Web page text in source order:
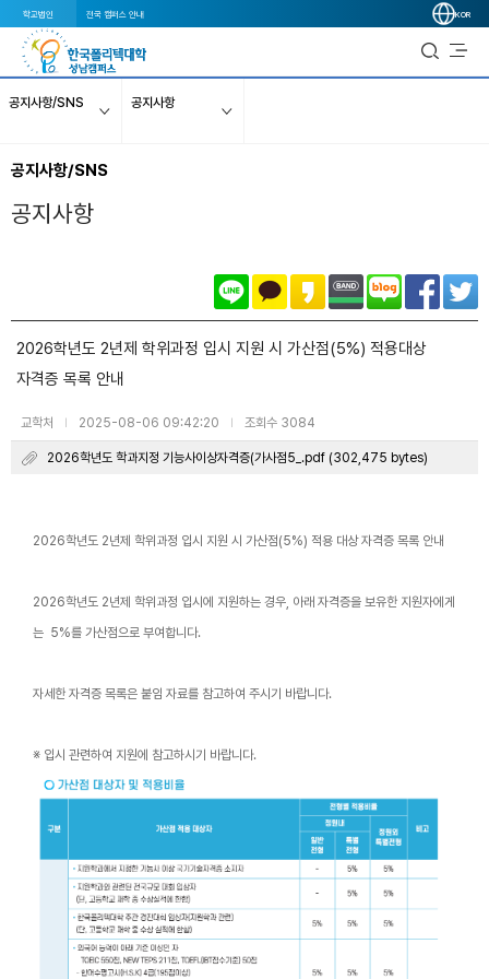
학교법인 전국 캠퍼스 안내 KOR
공지사항/SNS 공지사항
공지사항/SNS
공지사항
2026학년도 2년제 학위과정 입시 지원 시 가산점(5%) 적용대상
자격증 목록 안내
교학처 | 2025-08-06 09:42:20 | 조회수 3084
2026학년도 학과지정 기능사이상자격증(가사점5_.pdf (302,475 bytes)
2026학년도 2년제 학위과정 입시 지원 시 가산점(5%) 적용 대상 자격증 목록 안내
2026학년도 2년제 학위과정 입시에 지원하는 경우, 아래 자격증을 보유한 지원자에게
는 5%를 가산점으로 부여합니다.
자세한 자격증 목록은 붙임 자료를 참고하여 주시기 바랍니다.
※ 입시 관련하여 지원에 참고하시기 바랍니다.